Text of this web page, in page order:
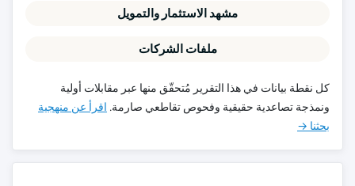
مشهد الاستثمار والتمويل
ملفات الشركات
كل نقطة بيانات في هذا التقرير مُتحقّق منها عبر مقابلات أولية
ونمذجة تصاعدية حقيقية وفحوص تقاطعي صارمة. اقرأ عن منهجية
بحثنا →